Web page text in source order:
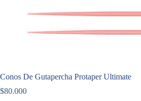
Conos De Gutapercha Protaper Ultimate
$80.000